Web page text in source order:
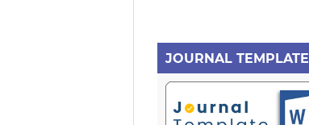
JOURNAL TEMPLATE